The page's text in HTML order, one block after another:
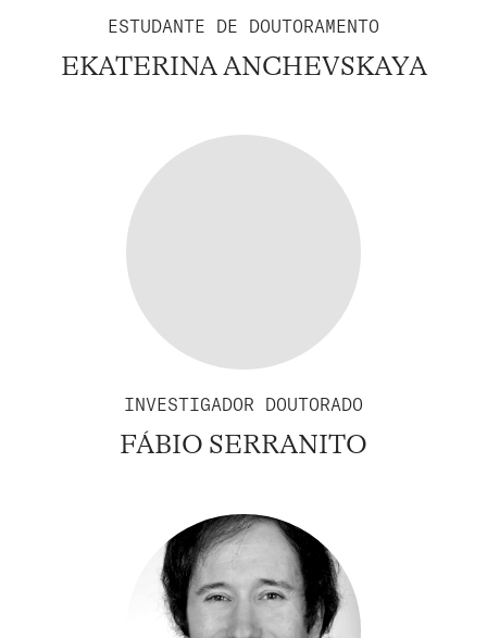
ESTUDANTE DE DOUTORAMENTO
EKATERINA ANCHEVSKAYA
INVESTIGADOR DOUTORADO
FÁBIO SERRANITO